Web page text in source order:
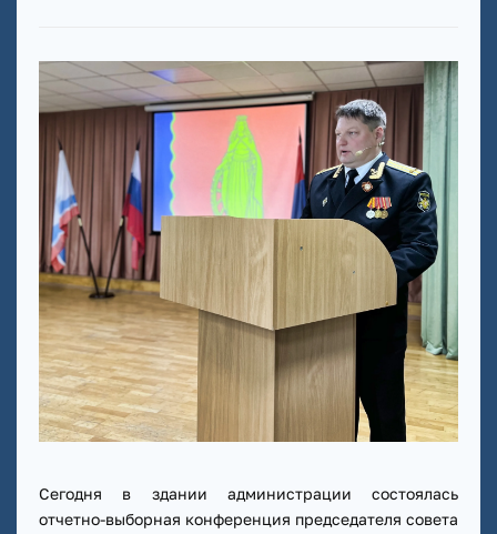
Сегодня в здании администрации состоялась
отчетно-выборная конференция председателя совета